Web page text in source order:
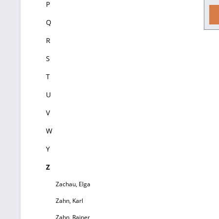
P
Q
R
S
T
U
V
W
Y
Z
Zachau, Elga
Zahn, Karl